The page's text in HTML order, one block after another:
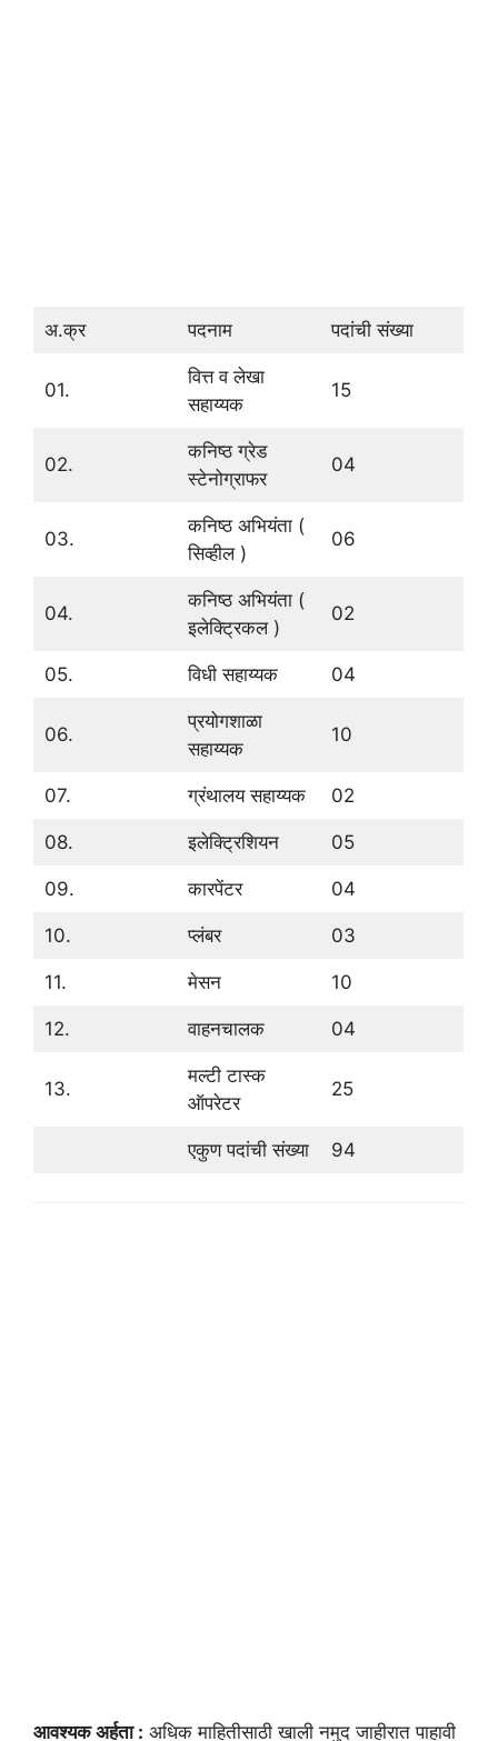
अ.क्र पदनाम पदांची संख्या
01.
वित्त व लेखा
सहाय्यक
15
02.
कनिष्ठ ग्रेड
स्टेनोग्राफर
04
03.
कनिष्ठ अभियंता (
सिव्हील )
06
04.
कनिष्ठ अभियंता (
इलेक्ट्रिकल )
02
05. विधी सहाय्यक 04
06.
प्रयोगशाळा
सहाय्यक
10
07. ग्रंथालय सहाय्यक 02
08. इलेक्ट्रिशियन 05
09. कारपेंटर 04
10. प्लंबर 03
11. मेसन 10
12. वाहनचालक 04
13.
मल्टी टास्क
ऑपरेटर
25
एकुण पदांची संख्या 94
आवश्यक अर्हता : अधिक माहितीसाठी खाली नमुद जाहीरात पाहावी